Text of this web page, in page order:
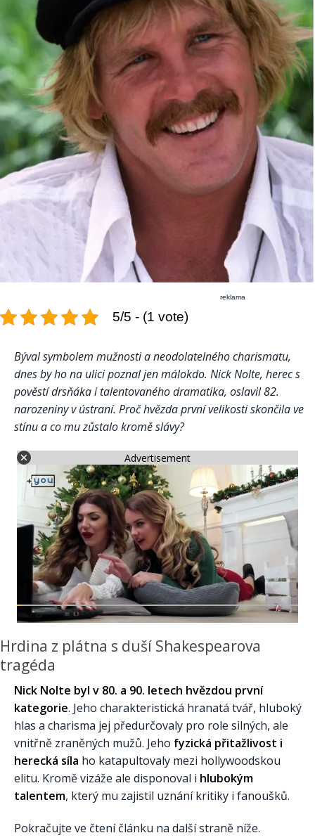
reklama
5/5 - (1 vote)
Býval symbolem mužnosti a neodolatelného charismatu,
dnes by ho na ulici poznal jen málokdo. Nick Nolte, herec s
pověstí drsňáka i talentovaného dramatika, oslavil 82.
narozeniny v ústraní. Proč hvězda první velikosti skončila ve
stínu a co mu zůstalo kromě slávy?
Advertisement
Hrdina z plátna s duší Shakespearova
tragéda
Nick Nolte byl v 80. a 90. letech hvězdou první
kategorie. Jeho charakteristická hranatá tvář, hluboký
hlas a charisma jej předurčovaly pro role silných, ale
vnitřně zraněných mužů. Jeho fyzická přitažlivost i
herecká síla ho katapultovaly mezi hollywoodskou
elitu. Kromě vizáže ale disponoval i hlubokým
talentem, který mu zajistil uznání kritiky i fanoušků.
Pokračujte ve čtení článku na další straně níže.